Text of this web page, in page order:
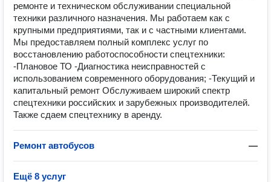
ремонте и техническом обслуживании специальной
техники различного назначения. Мы работаем как с
крупными предприятиями, так и с частными клиентами.
Мы предоставляем полный комплекс услуг по
восстановлению работоспособности спецтехники:
-Плановое ТО -Диагностика неисправностей с
использованием современного оборудования; -Текущий и
капитальный ремонт Обслуживаем широкий спектр
спецтехники российских и зарубежных производителей.
Также сдаем спецтехнику в аренду.
Ремонт автобусов —
Ещё 8 услуг